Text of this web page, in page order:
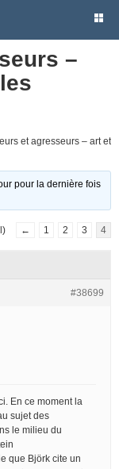
–
et agresseurs – art et
pour la dernière fois
← 1 2 3 4
#38699
En ce moment la
sujet des
le milieu du
que Björk cite un